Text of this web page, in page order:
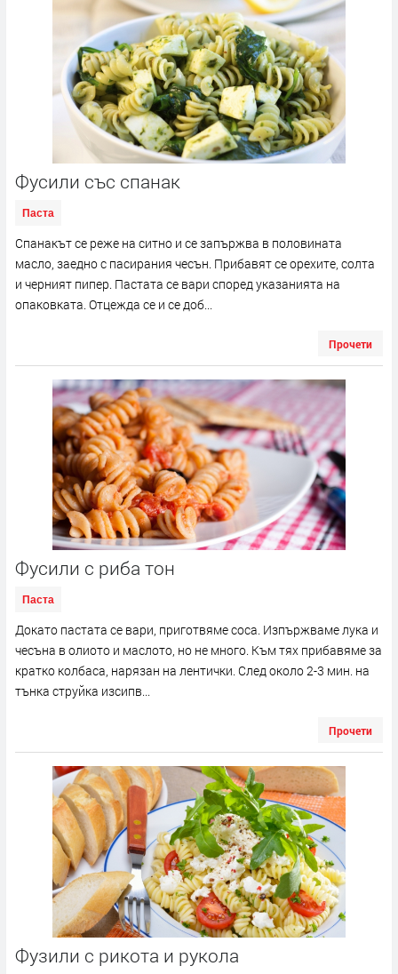
Фусили със спанак
Паста
Спанакът се реже на ситно и се запържва в половината
масло, заедно с пасирания чесън. Прибавят се орехите, солта
и черният пипер. Пастата се вари според указанията на
опаковката. Отцежда се и се доб...
Прочети
Фусили с риба тон
Паста
Докато пастата се вари, приготвяме соса. Изпържваме лука и
чесъна в олиото и маслото, но не много. Към тях прибавяме за
кратко колбаса, нарязан на лентички. След около 2-3 мин. на
тънка струйка изсипв...
Прочети
Фузили с рикота и рукола